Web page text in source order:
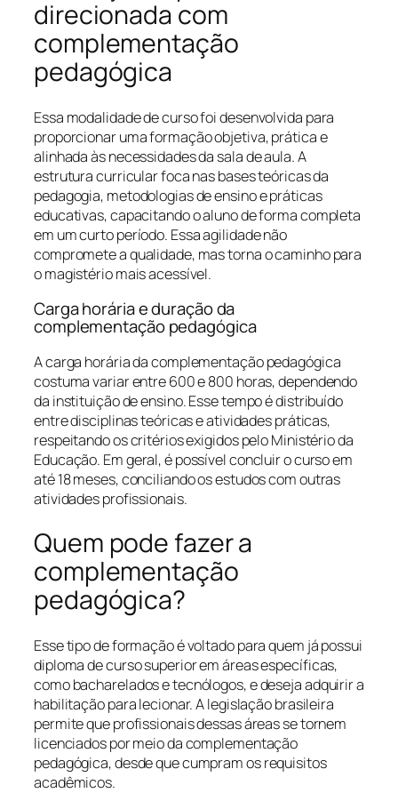
direcionada com
complementação
pedagógica
Essa modalidade de curso foi desenvolvida para
proporcionar uma formação objetiva, prática e
alinhada às necessidades da sala de aula. A
estrutura curricular foca nas bases teóricas da
pedagogia, metodologias de ensino e práticas
educativas, capacitando o aluno de forma completa
em um curto período. Essa agilidade não
compromete a qualidade, mas torna o caminho para
o magistério mais acessível.
Carga horária e duração da
complementação pedagógica
A carga horária da complementação pedagógica
costuma variar entre 600 e 800 horas, dependendo
da instituição de ensino. Esse tempo é distribuído
entre disciplinas teóricas e atividades práticas,
respeitando os critérios exigidos pelo Ministério da
Educação. Em geral, é possível concluir o curso em
até 18 meses, conciliando os estudos com outras
atividades profissionais.
Quem pode fazer a
complementação
pedagógica?
Esse tipo de formação é voltado para quem já possui
diploma de curso superior em áreas específicas,
como bacharelados e tecnólogos, e deseja adquirir a
habilitação para lecionar. A legislação brasileira
permite que profissionais dessas áreas se tornem
licenciados por meio da complementação
pedagógica, desde que cumpram os requisitos
acadêmicos.